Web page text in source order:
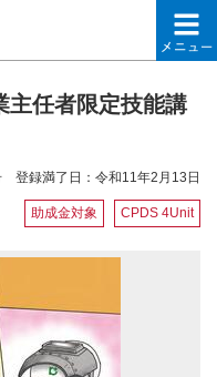
建設業労働災害防止協
主任者限定技能講
登録満了日：令和11年2月13日
助成金対象 CPDS 4Unit